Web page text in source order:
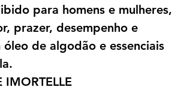
para homens e mulheres,
prazer, desempenho e
de algodão e essenciais
IMORTELLE